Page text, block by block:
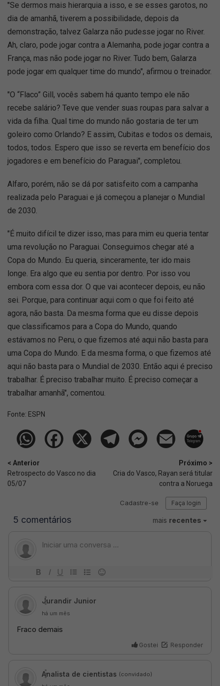
"Se dermos mais hierarquia a isso, e se esses garotos, no
dia de amanhã, tiverem a possibilidade, depois da
demonstração, talvez Galarza não pudesse jogar no River.
Ah, claro, pode jogar contra a Alemanha, pode jogar contra a
França, mas não pode jogar no River. Tudo bem, Galarza
pode jogar em qualquer time do mundo", afirmou o treinador.
"O “Flaco” Gill, vocês sabem há quanto tempo ele não
recebe salário? Teve que vender suas roupas para salvar a
vida da filha. Qual time do mundo não gostaria de ter um
goleiro como Orlando? E assim, Cubitas e todos os demais,
todos, todos. Espero que isso se reverta em benefício dos
jogadores e em benefício do Paraguai", completou.
Alfaro, porém, não se dá por satisfeito com a campanha
realizada pelo Paraguai e já começou a planejar o Mundial
de 2030.
"É muito difícil te dizer isso, mas para mim eu queria tentar
uma revolução no Paraguai. Conseguimos chegar até a
Copa do Mundo. Eu queria, sinceramente, ter ido mais
longe. Era algo que eu sentia por dentro. Por isso vou
embora com essa dor. O que vai acontecer depois, eu não
sei. Porque, para continuar aqui com o que foi feito até
agora, não basta. Da mesma forma que eu disse depois
que classificamos para a Copa do Mundo, quando
estávamos no Peru, o que fizemos até aqui não basta para
uma Copa do Mundo. E da mesma forma, o que fizemos até
aqui não basta para o Mundial de 2030. Então aqui é preciso
trabalhar. É preciso trabalhar muito. É preciso começar a
trabalhar amanhã", comentou.
Fonte: ESPN
< Anterior
Retrospecto do Vasco no dia
05/07
Próximo >
Cria do Vasco, Rayan será titular
contra a Noruega